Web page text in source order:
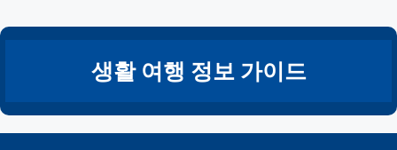
텐
건
너
생활 여행 정보 가이드